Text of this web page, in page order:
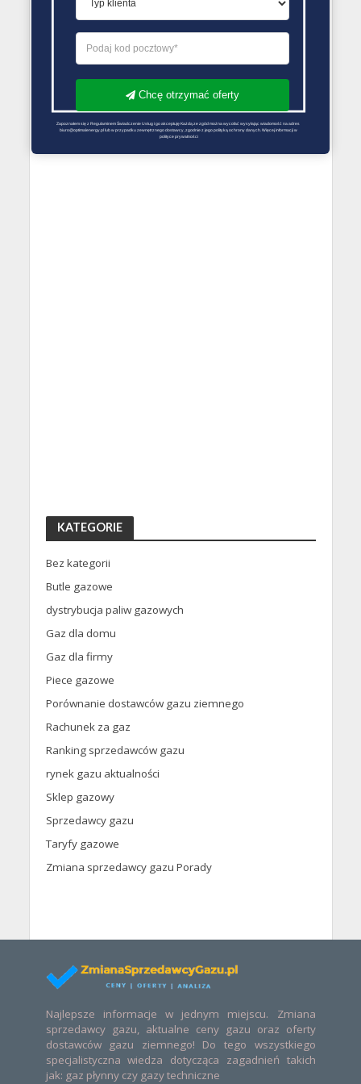
KATEGORIE
Bez kategorii
Butle gazowe
dystrybucja paliw gazowych
Gaz dla domu
Gaz dla firmy
Piece gazowe
Porównanie dostawców gazu ziemnego
Rachunek za gaz
Ranking sprzedawców gazu
rynek gazu aktualności
Sklep gazowy
Sprzedawcy gazu
Taryfy gazowe
Zmiana sprzedawcy gazu Porady
Najlepsze informacje w jednym miejscu. Zmiana
sprzedawcy gazu, aktualne ceny gazu oraz oferty
dostawców gazu ziemnego! Do tego wszystkiego
specjalistyczna wiedza dotycząca zagadnień takich
jak: gaz płynny czy gazy techniczne
Chcę otrzymać oferty
Zapoznałem się z Regulaminem Świadczenie Usług i go akceptuję Każdą ze zgód można wycofać wysyłając wiadomość na adres
biuro@optimalenergy.pl lub w przypadku zewnętrznego dostawcy, zgodnie z jego polityką ochrony danych. Więcej informacji w
polityce prywatności